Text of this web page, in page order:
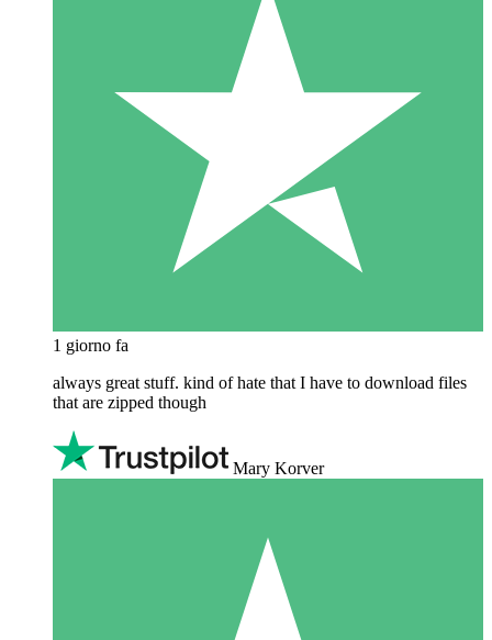
1 giorno fa
always great stuff. kind of hate that I have to download files
that are zipped though
Mary Korver